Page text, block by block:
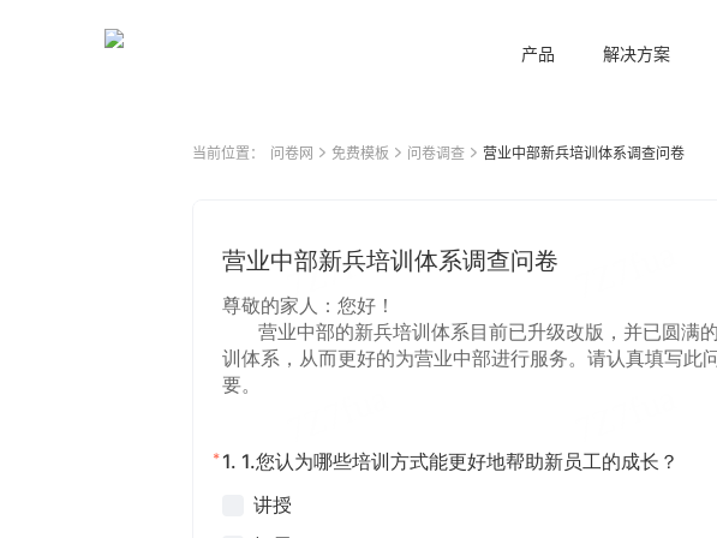
产品 解决方案
当前位置： 问卷网 免费模板 问卷调查 营业中部新兵培训体系调查问卷